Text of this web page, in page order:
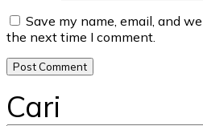
Save my name, email, and
the next time I comment.
Cari